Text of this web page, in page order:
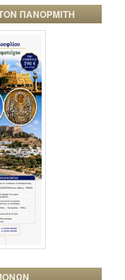
ΠΑΝΟΡΜΙΤΗ